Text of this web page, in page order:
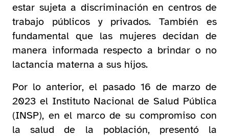
estar sujeta a discriminación en centros de
trabajo públicos y privados. También es
fundamental que las mujeres decidan de
manera informada respecto a brindar o no
lactancia materna a sus hijos.
Por lo anterior, el pasado 16 de marzo de
2023 el Instituto Nacional de Salud Pública
(INSP), en el marco de su compromiso con
la salud de la población, presentó la